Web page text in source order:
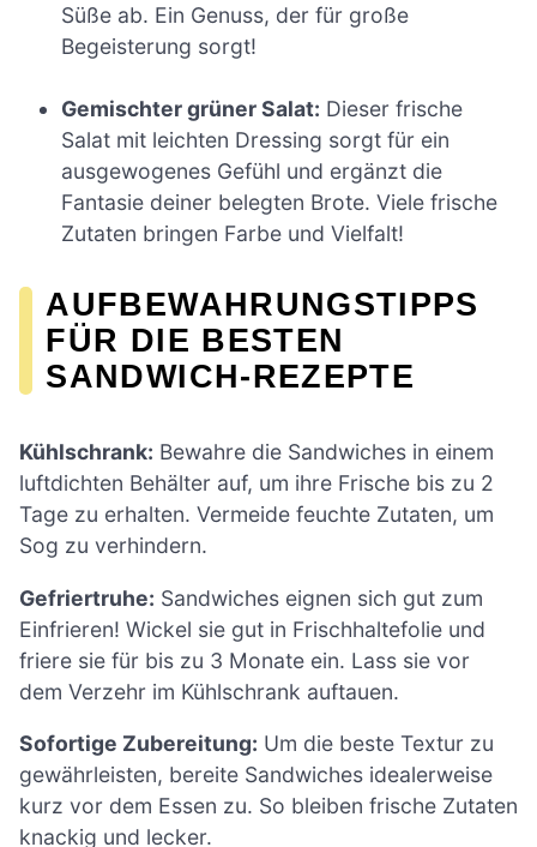
Süße ab. Ein Genuss, der für große
Begeisterung sorgt!
Gemischter grüner Salat: Dieser frische
Salat mit leichten Dressing sorgt für ein
ausgewogenes Gefühl und ergänzt die
Fantasie deiner belegten Brote. Viele frische
Zutaten bringen Farbe und Vielfalt!
AUFBEWAHRUNGSTIPPS
FÜR DIE BESTEN
SANDWICH-REZEPTE
Kühlschrank: Bewahre die Sandwiches in einem
luftdichten Behälter auf, um ihre Frische bis zu 2
Tage zu erhalten. Vermeide feuchte Zutaten, um
Sog zu verhindern.
Gefriertruhe: Sandwiches eignen sich gut zum
Einfrieren! Wickel sie gut in Frischhaltefolie und
friere sie für bis zu 3 Monate ein. Lass sie vor
dem Verzehr im Kühlschrank auftauen.
Sofortige Zubereitung: Um die beste Textur zu
gewährleisten, bereite Sandwiches idealerweise
kurz vor dem Essen zu. So bleiben frische Zutaten
knackig und lecker.